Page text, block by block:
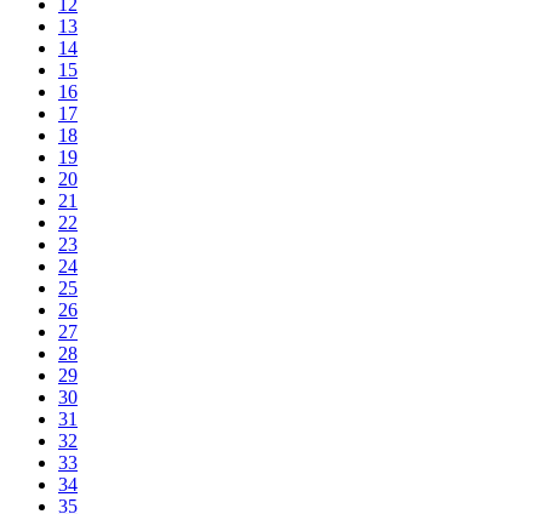
13
14
15
16
17
18
19
20
21
22
23
24
25
26
27
28
29
30
31
32
33
34
35